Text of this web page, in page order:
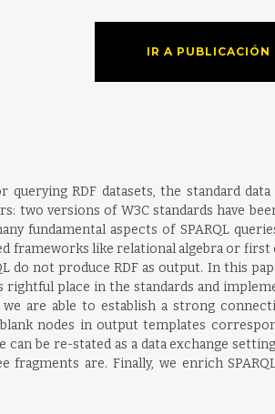
IR A PUBLICACIÓN
querying RDF datasets, the standard
two versions of W3C standards have
fundamental aspects of SPARQL
frameworks like relational algebra or
not produce RDF as output. In this
rightful place in the standards and
are able to establish a strong
nodes in output templates
be re-stated as a data exchange
fragments are. Finally, we enrich